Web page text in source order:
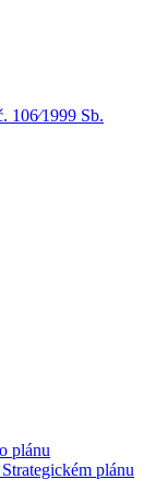
106⁄1999 Sb.
plánu
plánu